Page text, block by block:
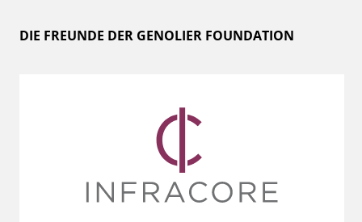
DIE FREUNDE DER GENOLIER FOUNDATION